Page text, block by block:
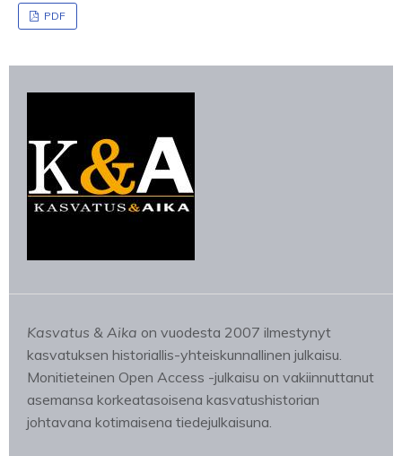
PDF
Kasvatus & Aika on vuodesta 2007 ilmestynyt
kasvatuksen historiallis-yhteiskunnallinen julkaisu.
Monitieteinen Open Access -julkaisu on vakiinnuttanut
asemansa korkeatasoisena kasvatushistorian
johtavana kotimaisena tiedejulkaisuna.